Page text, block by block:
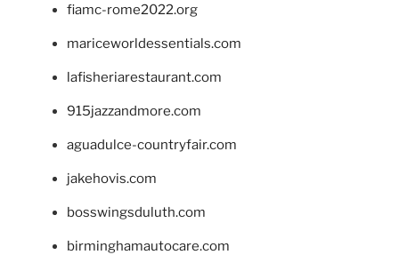
fiamc-rome2022.org
mariceworldessentials.com
lafisheriarestaurant.com
915jazzandmore.com
aguadulce-countryfair.com
jakehovis.com
bosswingsduluth.com
birminghamautocare.com